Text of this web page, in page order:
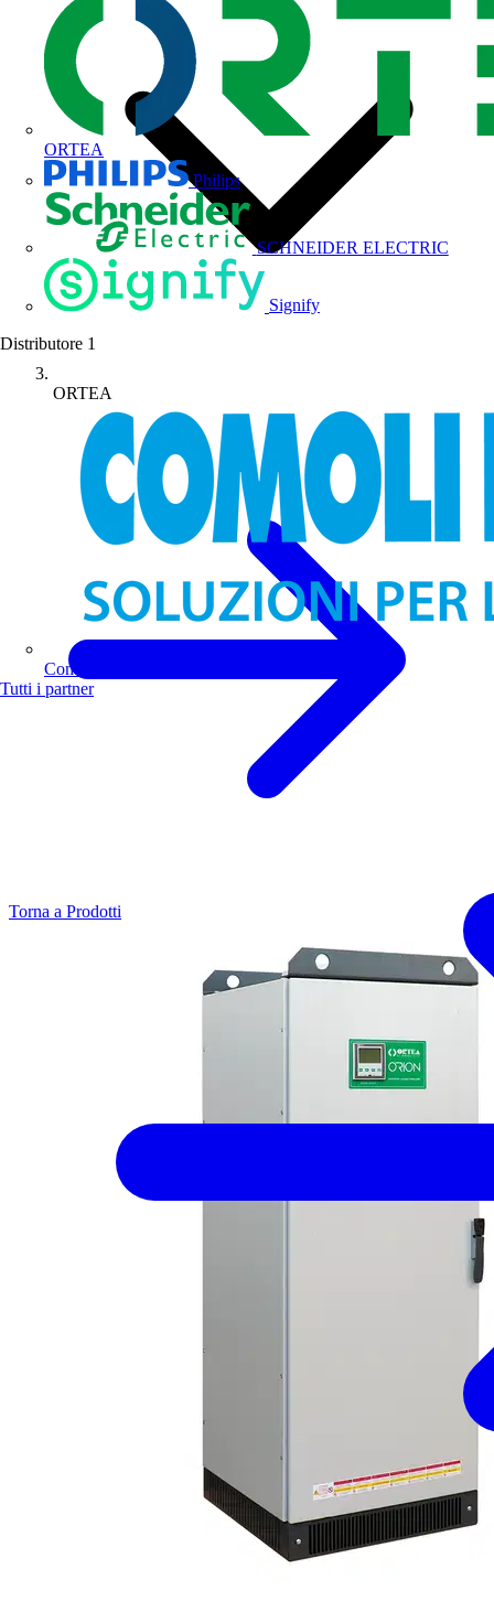
ORTEA
Philips
SCHNEIDER ELECTRIC
Signify
Distributore 1
Comoli Ferrari
Tutti i partner
ORTEA
Torna a Prodotti